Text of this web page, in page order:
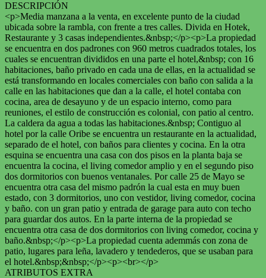
DESCRIPCIÓN
<p>Media manzana a la venta, en excelente punto de la ciudad
ubicada sobre la rambla, con frente a tres calles. Divida en Hotek,
Restaurante y 3 casas independientes.&nbsp;</p><p>La propiedad
se encuentra en dos padrones con 960 metros cuadrados totales, los
cuales se encuentran divididos en una parte el hotel,&nbsp; con 16
habitaciones, baño privado en cada una de ellas, en la actualidad se
está transformando en locales comerciales con baño con salida a la
calle en las habitaciones que dan a la calle, el hotel contaba con
cocina, area de desayuno y de un espacio interno, como para
reuniones, el estilo de construcción es colonial, con patio al centro.
La caldera da agua a todas las habitaciones.&nbsp; Contiguo al
hotel por la calle Oribe se encuentra un restaurante en la actualidad,
separado de el hotel, con baños para clientes y cocina. En la otra
esquina se encuentra una casa con dos pisos en la planta baja se
encuentra la cocina, el living comedor amplio y en el segundo piso
dos dormitorios con buenos ventanales. Por calle 25 de Mayo se
encuentra otra casa del mismo padrón la cual esta en muy buen
estado, con 3 dormitorios, uno con vestidor, living comedor, cocina
y baño. con un gran patio y entrada de garage para auto con techo
para guardar dos autos. En la parte interna de la propiedad se
encuentra otra casa de dos dormitorios con living comedor, cocina y
baño.&nbsp;</p><p>La propiedad cuenta ademmás con zona de
patio, lugares para leña, lavadero y tendederos, que se usaban para
el hotel.&nbsp;&nbsp;</p><p><br></p>
ATRIBUTOS EXTRA